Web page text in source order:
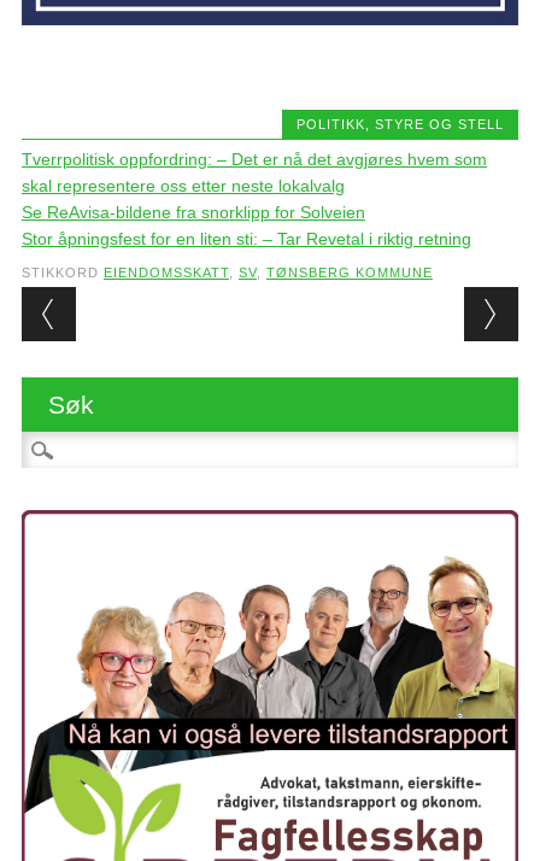
POLITIKK, STYRE OG STELL
Tverrpolitisk oppfordring: – Det er nå det avgjøres hvem som
skal representere oss etter neste lokalvalg
Se ReAvisa-bildene fra snorklipp for Solveien
Stor åpningsfest for en liten sti: – Tar Revetal i riktig retning
STIKKORD EIENDOMSSKATT, SV, TØNSBERG KOMMUNE
Post navigation
Søk
Søk etter: